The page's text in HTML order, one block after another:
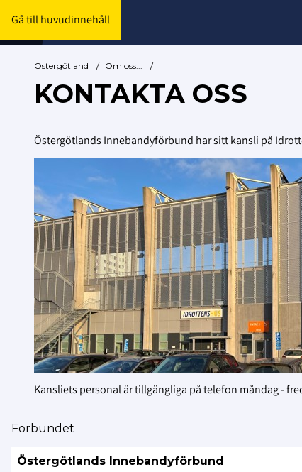
Gå till huvudinnehåll
Östergötland / Om oss... /
KONTAKTA OSS
Östergötlands Innebandyförbund har sitt kansli på
Kansliets personal är tillgängliga på telefon måndag -
Förbundet
Östergötlands Innebandyförbund